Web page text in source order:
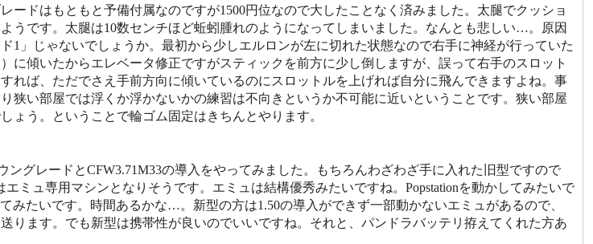
ードはもともと予備付属なのですが1500円位なので大したことなく済みました。太腿でクッショ
うです。太腿は10数センチほど蚯蚓腫れのようになってしまいました。なんとも悲しい…。原因
1」じゃないでしょうか。最初から少しエルロンが左に切れた状態なので右手に神経が行っていた
に傾いたからエレベータ修正ですがスティックを前方に少し倒しますが、誤って右手のスロット
れば、ただでさえ手前方向に傾いているのにスロットルを上げれば自分に飛んできますよね。事
狭い部屋では浮くか浮かないかの練習は不向きというか不可能に近いということです。狭い部屋
ょう。ということで輪ゴム固定はきちんとやります。
ングレードとCFW3.71M33の導入をやってみました。もちろんわざわざ手に入れた旧型ですので
エミュ専用マシンとなりそうです。エミュは結構優秀みたいですね。Popstationを動かしてみたいで
みたいです。時間あるかな…。新型の方は1.50の導入ができず一部動かないエミュがあるので、
ります。でも新型は携帯性が良いのでいいですね。それと、パンドラバッテリ拵えてくれた方あ